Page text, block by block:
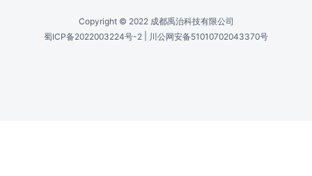
Copyright © 2022 成都禹治科技有限公司
蜀ICP备2022003224号-2
川公网安备51010702043370号